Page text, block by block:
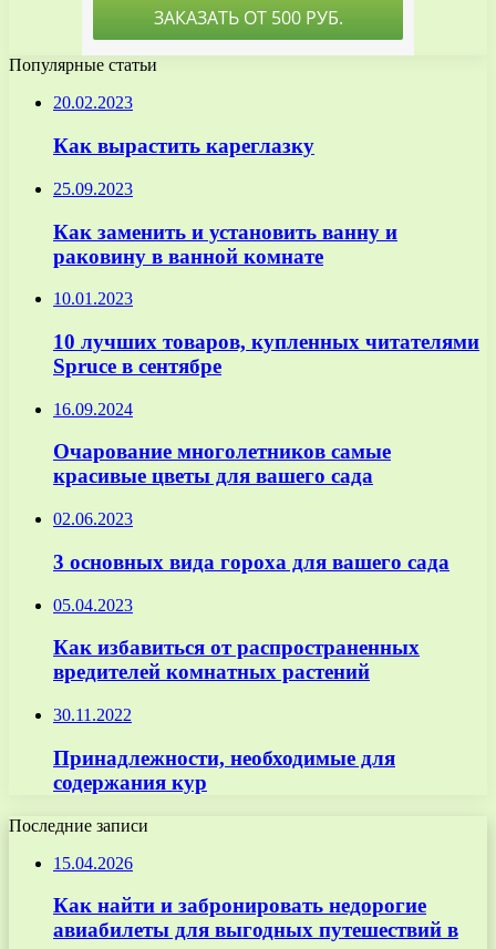
Популярные статьи
20.02.2023
Как вырастить кареглазку
25.09.2023
Как заменить и установить ванну и
раковину в ванной комнате
10.01.2023
10 лучших товаров, купленных читателями
Spruce в сентябре
16.09.2024
Очарование многолетников самые
красивые цветы для вашего сада
02.06.2023
3 основных вида гороха для вашего сада
05.04.2023
Как избавиться от распространенных
вредителей комнатных растений
30.11.2022
Принадлежности, необходимые для
содержания кур
Последние записи
15.04.2026
Как найти и забронировать недорогие
авиабилеты для выгодных путешествий в